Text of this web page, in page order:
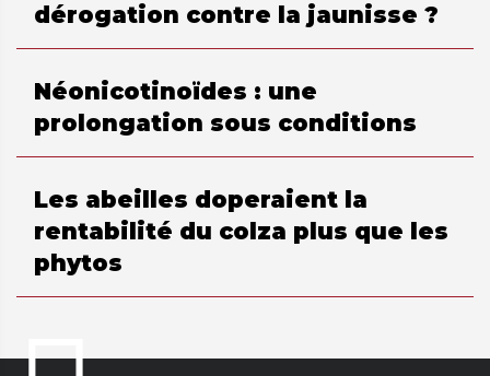
dérogation contre la jaunisse ?
Néonicotinoïdes : une
prolongation sous conditions
Les abeilles doperaient la
rentabilité du colza plus que les
phytos